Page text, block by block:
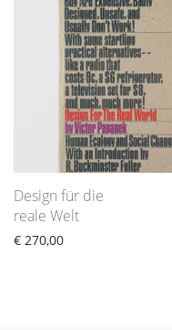
Design für die
reale Welt
€ 270,00